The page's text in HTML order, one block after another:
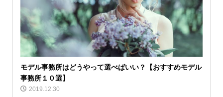
モデル事務所はどうやって選べばいい？【おすすめモデル
事務所１０選】
2019.12.30